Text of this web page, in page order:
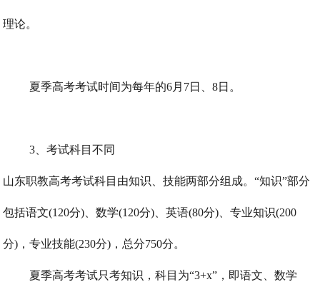
理论。
夏季高考考试时间为每年的6月7日、8日。
3、考试科目不同
山东职教高考考试科目由知识、技能两部分组成。“知识”部分
包括语文(120分)、数学(120分)、英语(80分)、专业知识(200
分)，专业技能(230分)，总分750分。
夏季高考考试只考知识，科目为“3+x”，即语文、数学